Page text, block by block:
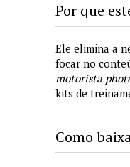
Por que
Ele elimina a
focar no
motorista
kits de
Como